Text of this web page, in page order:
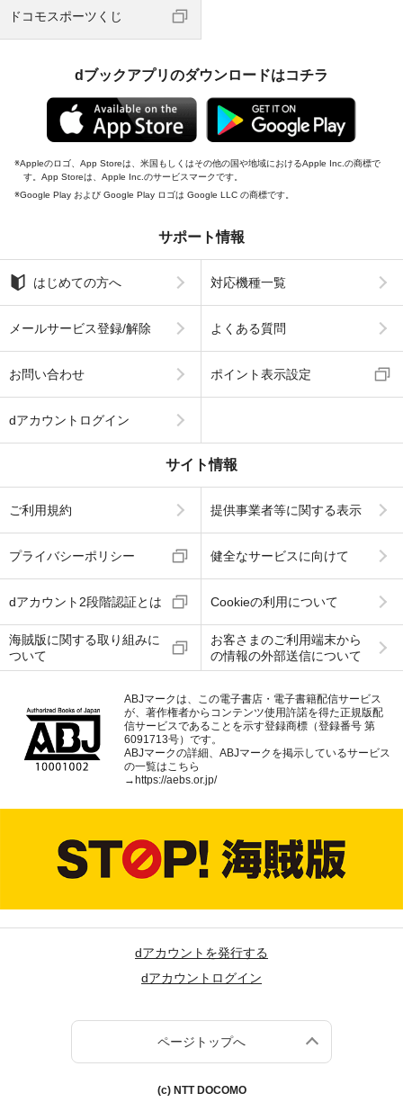
ドコモスポーツくじ
dブックアプリのダウンロードはコチラ
Appleのロゴ、App Storeは、米国もしくはその他の国や地域におけるApple Inc.の商標で
す。App Storeは、Apple Inc.のサービスマークです。
Google Play および Google Play ロゴは Google LLC の商標です。
サポート情報
はじめての方へ 対応機種一覧
メールサービス登録/解除 よくある質問
お問い合わせ ポイント表示設定
dアカウントログイン
サイト情報
ご利用規約 提供事業者等に関する表示
プライバシーポリシー 健全なサービスに向けて
dアカウント2段階認証とは Cookieの利用について
海賊版に関する取り組みに
ついて
お客さまのご利用端末から
の情報の外部送信について
ABJマークは、この電子書店・電子書籍配信サービス
が、著作権者からコンテンツ使用許諾を得た正規版配
信サービスであることを示す登録商標（登録番号 第
6091713号）です。
ABJマークの詳細、ABJマークを掲示しているサービス
の一覧はこちら
→https://aebs.or.jp/
dアカウントを発行する
dアカウントログイン
ページトップへ
(c) NTT DOCOMO